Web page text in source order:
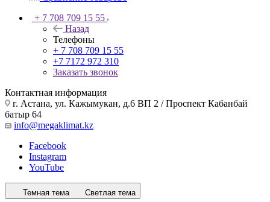
+ 7 708 709 15 55
Назад
Телефоны
+ 7 708 709 15 55
+7 7172 972 310
Заказать звонок
Контактная информация
г. Астана, ул. Кажымукан, д.6 ВП 2 / Проспект Кабанбай
батыр 64
info@megaklimat.kz
Facebook
Instagram
YouTube
Темная тема Светлая тема